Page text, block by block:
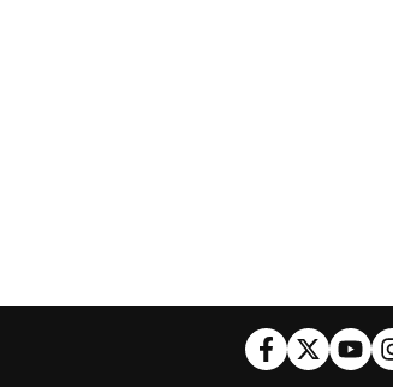
Facebook
Twitter